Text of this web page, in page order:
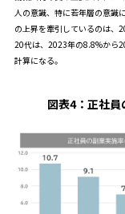
人の意識、特に若年層の意識
の上昇を牽引しているのは、
20代は、2023年の8.8%から
計算になる。
図表4： 正社員